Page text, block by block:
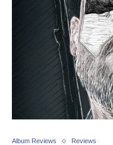
Album Reviews Reviews